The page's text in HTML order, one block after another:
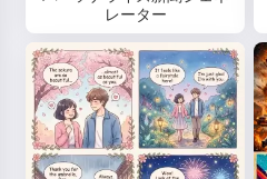
レーター